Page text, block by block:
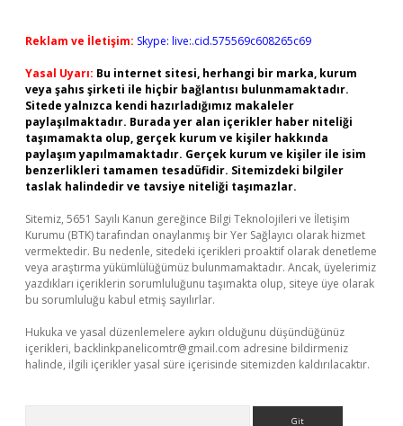
Reklam ve İletişim: Skype: live:.cid.575569c608265c69
Yasal Uyarı: Bu internet sitesi, herhangi bir marka, kurum
veya şahıs şirketi ile hiçbir bağlantısı bulunmamaktadır.
Sitede yalnızca kendi hazırladığımız makaleler
paylaşılmaktadır. Burada yer alan içerikler haber niteliği
taşımamakta olup, gerçek kurum ve kişiler hakkında
paylaşım yapılmamaktadır. Gerçek kurum ve kişiler ile isim
benzerlikleri tamamen tesadüfidir. Sitemizdeki bilgiler
taslak halindedir ve tavsiye niteliği taşımazlar.
Sitemiz, 5651 Sayılı Kanun gereğince Bilgi Teknolojileri ve İletişim
Kurumu (BTK) tarafından onaylanmış bir Yer Sağlayıcı olarak hizmet
vermektedir. Bu nedenle, sitedeki içerikleri proaktif olarak denetleme
veya araştırma yükümlülüğümüz bulunmamaktadır. Ancak, üyelerimiz
yazdıkları içeriklerin sorumluluğunu taşımakta olup, siteye üye olarak
bu sorumluluğu kabul etmiş sayılırlar.
Hukuka ve yasal düzenlemelere aykırı olduğunu düşündüğünüz
içerikleri, backlinkpanelicomtr@gmail.com adresine bildirmeniz
halinde, ilgili içerikler yasal süre içerisinde sitemizden kaldırılacaktır.